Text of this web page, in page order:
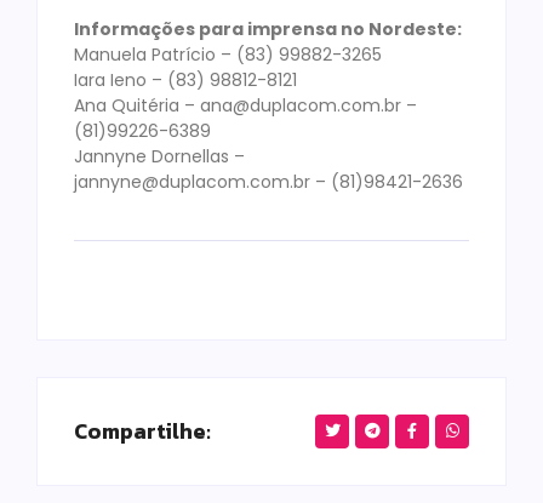
Informações para imprensa no Nordeste:
Manuela Patrício – (83) 99882-3265
Iara Ieno – (83) 98812-8121
Ana Quitéria – ana@duplacom.com.br –
(81)99226-6389
Jannyne Dornellas –
jannyne@duplacom.com.br – (81)98421-2636
Compartilhe: